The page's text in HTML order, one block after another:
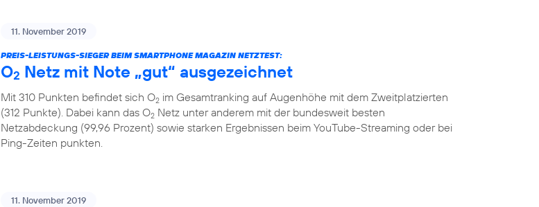
11. November 2019
PREIS-LEISTUNGS-SIEGER BEIM SMARTPHONE MAGAZIN NETZTEST:
O2 Netz mit Note „gut“ ausgezeichnet
Mit 310 Punkten befindet sich O2 im Gesamtranking auf Augenhöhe mit dem Zweitplatzierten
(312 Punkte). Dabei kann das O2 Netz unter anderem mit der bundesweit besten
Netzabdeckung (99,96 Prozent) sowie starken Ergebnissen beim YouTube-Streaming oder bei
Ping-Zeiten punkten.
11. November 2019